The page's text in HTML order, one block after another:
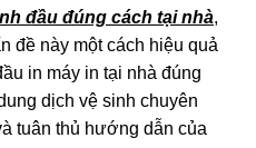
đầu đúng cách tại nhà,
đề này một cách hiệu quả
in máy in tại nhà đúng
dịch vệ sinh chuyên
tuân thủ hướng dẫn của